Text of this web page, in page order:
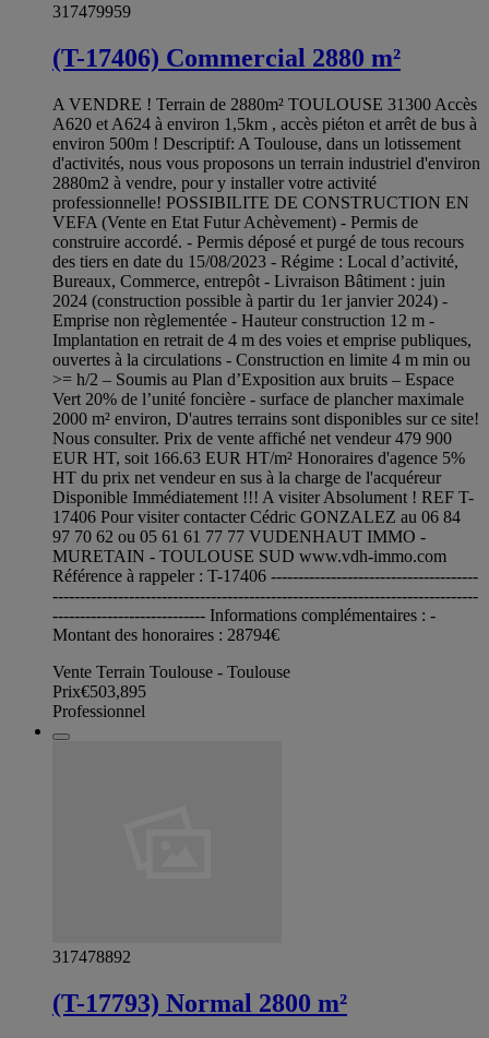
317479959
(T-17406) Commercial 2880 m²
A VENDRE ! Terrain de 2880m² TOULOUSE 31300 Accès
A620 et A624 à environ 1,5km , accès piéton et arrêt de bus à
environ 500m ! Descriptif: A Toulouse, dans un lotissement
d'activités, nous vous proposons un terrain industriel d'environ
2880m2 à vendre, pour y installer votre activité
professionnelle! POSSIBILITE DE CONSTRUCTION EN
VEFA (Vente en Etat Futur Achèvement) - Permis de
construire accordé. - Permis déposé et purgé de tous recours
des tiers en date du 15/08/2023 - Régime : Local d’activité,
Bureaux, Commerce, entrepôt - Livraison Bâtiment : juin
2024 (construction possible à partir du 1er janvier 2024) -
Emprise non règlementée - Hauteur construction 12 m -
Implantation en retrait de 4 m des voies et emprise publiques,
ouvertes à la circulations - Construction en limite 4 m min ou
>= h/2 – Soumis au Plan d’Exposition aux bruits – Espace
Vert 20% de l’unité foncière - surface de plancher maximale
2000 m² environ, D'autres terrains sont disponibles sur ce site!
Nous consulter. Prix de vente affiché net vendeur 479 900
EUR HT, soit 166.63 EUR HT/m² Honoraires d'agence 5%
HT du prix net vendeur en sus à la charge de l'acquéreur
Disponible Immédiatement !!! A visiter Absolument ! REF T-
17406 Pour visiter contacter Cédric GONZALEZ au 06 84
97 70 62 ou 05 61 61 77 77 VUDENHAUT IMMO -
MURETAIN - TOULOUSE SUD www.vdh-immo.com
Référence à rappeler : T-17406 --------------------------------------
------------------------------------------------------------------------------
---------------------------- Informations complémentaires : -
Montant des honoraires : 28794€
Vente Terrain Toulouse - Toulouse
Prix€503,895
Professionnel
317478892
(T-17793) Normal 2800 m²